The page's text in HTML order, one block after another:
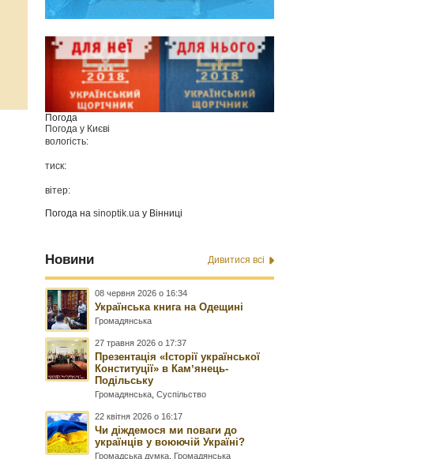
Погода
Погода у Києві
вологість:
тиск:
вітер:
Погода наsinoptik.ua у Вінниці
Новини Дивитися всі
08 червня 2026 о 16:34
Українська книга на Одещині
Громадянська
27 травня 2026 о 17:37
Презентація «Історії української
Конституції» в Камʼянець-
Подільську
Громадянська ,Суспільство
22 квітня 2026 о 16:17
Чи діждемося ми поваги до
українців у воюючій Україні?
Громадська думка Громадянська